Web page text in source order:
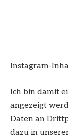
Instagram-
Ich bin damit
angezeigt
Daten an
dazu in